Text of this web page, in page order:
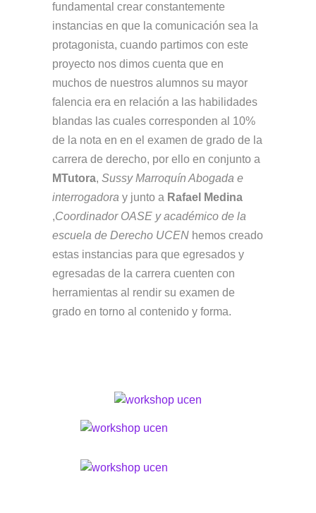
fundamental crear constantemente
instancias en que la comunicación sea la
protagonista, cuando partimos con este
proyecto nos dimos cuenta que en
muchos de nuestros alumnos su mayor
falencia era en relación a las habilidades
blandas las cuales corresponden al 10%
de la nota en en el examen de grado de la
carrera de derecho, por ello en conjunto a
MTutora, Sussy Marroquín Abogada e
interrogadora y junto a Rafael Medina
,Coordinador OASE y académico de la
escuela de Derecho UCEN hemos creado
estas instancias para que egresados y
egresadas de la carrera cuenten con
herramientas al rendir su examen de
grado en torno al contenido y forma.